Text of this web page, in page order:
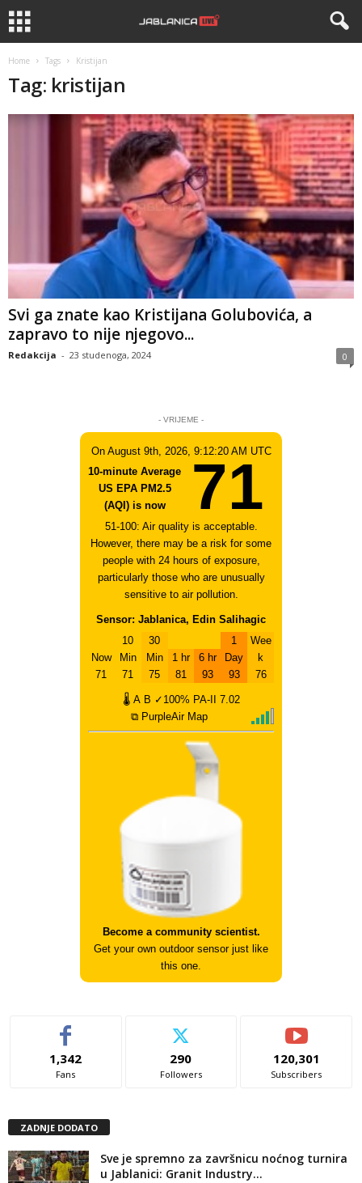
Home Tags Kristijan
Tag: kristijan
Svi ga znate kao Kristijana Golubovića, a
zapravo to nije njegovo...
Redakcija - 23 studenoga, 2024 0
- VRIJEME -
On August 9th, 2026, 9:12:20 AM UTC
10-minute Average
US EPA PM2.5
(AQI) is now
71
51-100: Air quality is acceptable.
However, there may be a risk for some
people with 24 hours of exposure,
particularly those who are unusually
sensitive to air pollution.
Sensor: Jablanica, Edin Salihagic
Now
71
10
Min
71
30
Min
75
1 hr
81
6 hr
93
1
Day
93
Wee
k
76
🌡 A B ✓100% PA-II
7.02
⧉ PurpleAir Map
Become a community scientist.
Get your own outdoor sensor just like
this one.
1,342
Fans
290
Followers
120,301
Subscribers
ZADNJE DODATO
Sve je spremno za završnicu noćnog turnira
u Jablanici: Granit Industry...